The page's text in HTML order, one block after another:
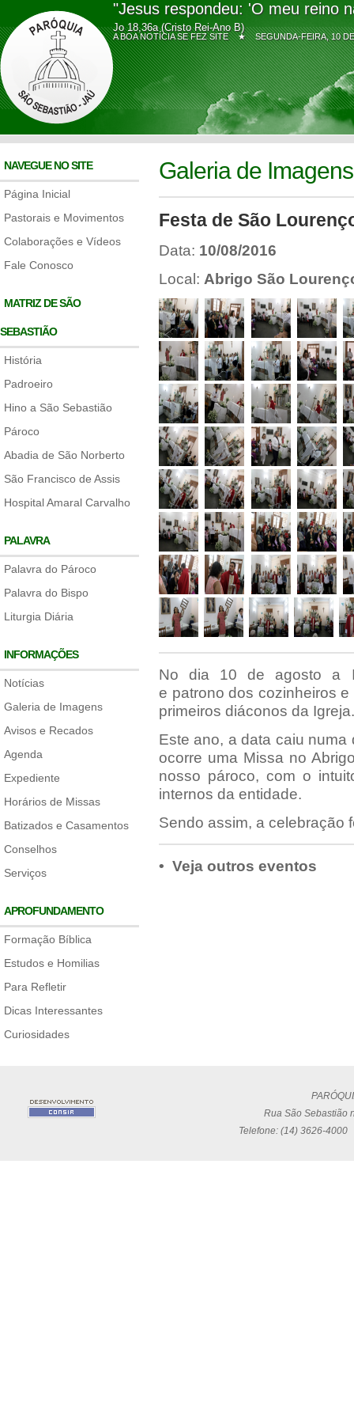
"Jesus respondeu: 'O meu reino
Jo 18,36a (Cristo Rei-Ano B)
A BOA NOTÍCIA SE FEZ SITE ★SEGUNDA-FEIRA, 10
NAVEGUE NO SITE
Página Inicial
Pastorais e Movimentos
Colaborações e Vídeos
Fale Conosco
MATRIZ DE SÃO
SEBASTIÃO
História
Padroeiro
Hino a São Sebastião
Pároco
Abadia de São Norberto
São Francisco de Assis
Hospital Amaral Carvalho
PALAVRA
Palavra do Pároco
Palavra do Bispo
Liturgia Diária
INFORMAÇÕES
Notícias
Galeria de Imagens
Avisos e Recados
Agenda
Expediente
Horários de Missas
Batizados e Casamentos
Conselhos
Serviços
APROFUNDAMENTO
Formação Bíblica
Estudos e Homilias
Para Refletir
Dicas Interessantes
Curiosidades
Galeria de Imagens
Festa de São
Data: 10/08/2016
Local: Abrigo São
No dia 10 de agosto a
e patrono dos cozinheiros
primeiros diáconos da Igreja.
Este ano, a data caiu numa
ocorre uma Missa no
nosso pároco, com o
internos da entidade.
Sendo assim, a celebração
• Veja outros eventos
Rua São Sebastião
Telefone: (14) 3626-